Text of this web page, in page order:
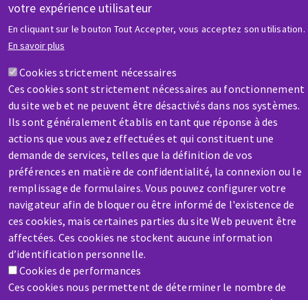
votre expérience utilisateur
En cliquant sur le bouton Tout Accepter, vous acceptez son utilisation.
En savoir plus
Cookies strictement nécessaires
Ces cookies sont strictement nécessaires au fonctionnement
du site web et ne peuvent être désactivés dans nos systèmes.
Ils sont généralement établis en tant que réponse à des
actions que vous avez effectuées et qui constituent une
demande de services, telles que la définition de vos
préférences en matière de confidentialité, la connexion ou le
remplissage de formulaires. Vous pouvez configurer votre
navigateur afin de bloquer ou être informé de l'existence de
ces cookies, mais certaines parties du site Web peuvent être
affectées. Ces cookies ne stockent aucune information
d’identification personnelle.
Cookies de performances
Ces cookies nous permettent de déterminer le nombre de
AIDE & CONTACT
Une question ? Un renseignement ?
Contactez-nous
SAV / RÉPARATION
Une machine cassée ? En panne ?
Contactez-nous